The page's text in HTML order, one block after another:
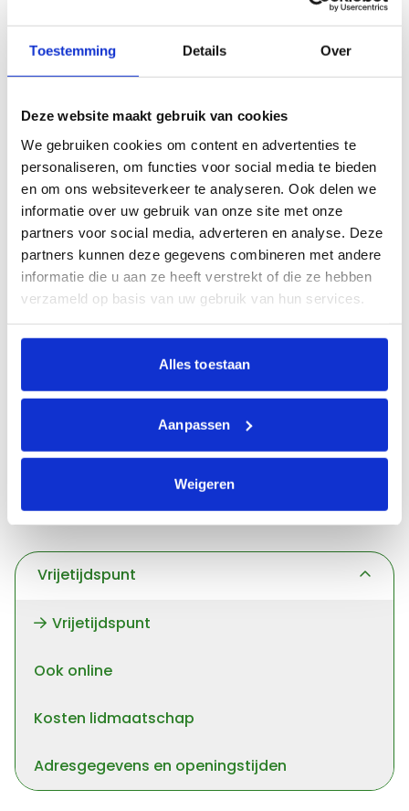
Toestemming Details Over
Deze website maakt gebruik van cookies
We gebruiken cookies om content en advertenties te
personaliseren, om functies voor social media te bieden
en om ons websiteverkeer te analyseren. Ook delen we
informatie over uw gebruik van onze site met onze
partners voor social media, adverteren en analyse. Deze
partners kunnen deze gegevens combineren met andere
informatie die u aan ze heeft verstrekt of die ze hebben
verzameld op basis van uw gebruik van hun services.
Alles toestaan
Aanpassen
Weigeren
Activiteiten thuis of in de tuin
Er zijn activiteiten voor cliënten in de woning of in de
tuin.
Je kunt zingen en dansen in je eigen huiskamer.
Er zijn ook theater en muziek activiteiten.
Je kunt ook leuke uitstapjes maken.
De activiteiten passen bij wat je leuk vindt.
Klik hier omdeze huiskameractiviteiten te bekijken.
Heb je vragen over activiteiten?
Stuur een mail naarvtenv@hartekampgroep.nl
Vrijetijdspunt
Vrijetijdspunt
Ook online
Kosten lidmaatschap
Adresgegevens en openingstijden